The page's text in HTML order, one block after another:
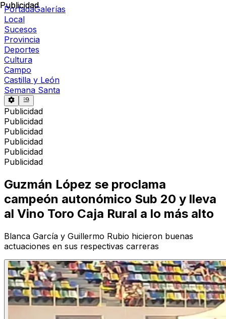
PortadaGalerías
Local
Sucesos
Provincia
Deportes
Cultura
Campo
Castilla y León
Semana Santa
Publicidad
Publicidad
Publicidad
Publicidad
Publicidad
Publicidad
Publicidad
Guzmán López se proclama
campeón autonómico Sub 20 y lleva
al Vino Toro Caja Rural a lo más alto
Blanca García y Guillermo Rubio hicieron buenas
actuaciones en sus respectivas carreras
Publicidad